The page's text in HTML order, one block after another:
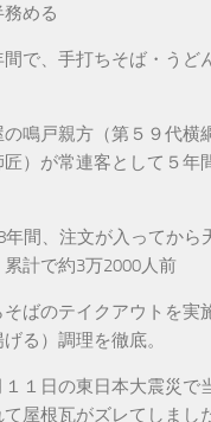
める
間で、手打ちそば・うど
の鳴戸親方（第５９代横
）が常連客として５年
年間、注文が入ってから
計で約3万2000人前
そばのテイクアウトを実
る）調理を徹底。
１１日の東日本大震災で
屋根瓦がズレてしまし